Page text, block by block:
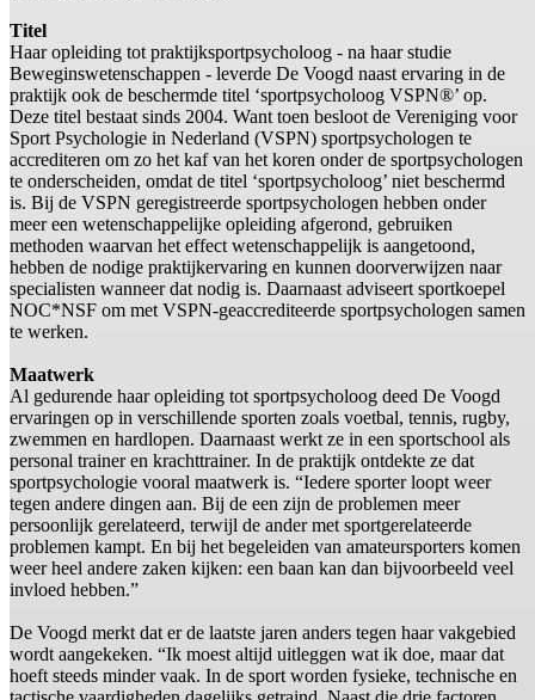
Titel
Haar opleiding tot praktijksportpsycholoog - na haar studie
Beweginswetenschappen - leverde De Voogd naast ervaring in de
praktijk ook de beschermde titel ‘sportpsycholoog VSPN®’ op.
Deze titel bestaat sinds 2004. Want toen besloot de Vereniging voor
Sport Psychologie in Nederland (VSPN) sportpsychologen te
accrediteren om zo het kaf van het koren onder de sportpsychologen
te onderscheiden, omdat de titel ‘sportpsycholoog’ niet beschermd
is. Bij de VSPN geregistreerde sportpsychologen hebben onder
meer een wetenschappelijke opleiding afgerond, gebruiken
methoden waarvan het effect wetenschappelijk is aangetoond,
hebben de nodige praktijkervaring en kunnen doorverwijzen naar
specialisten wanneer dat nodig is. Daarnaast adviseert sportkoepel
NOC*NSF om met VSPN-geaccrediteerde sportpsychologen samen
te werken.
Maatwerk
Al gedurende haar opleiding tot sportpsycholoog deed De Voogd
ervaringen op in verschillende sporten zoals voetbal, tennis, rugby,
zwemmen en hardlopen. Daarnaast werkt ze in een sportschool als
personal trainer en krachttrainer. In de praktijk ontdekte ze dat
sportpsychologie vooral maatwerk is. “Iedere sporter loopt weer
tegen andere dingen aan. Bij de een zijn de problemen meer
persoonlijk gerelateerd, terwijl de ander met sportgerelateerde
problemen kampt. En bij het begeleiden van amateursporters komen
weer heel andere zaken kijken: een baan kan dan bijvoorbeeld veel
invloed hebben.”
De Voogd merkt dat er de laatste jaren anders tegen haar vakgebied
wordt aangekeken. “Ik moest altijd uitleggen wat ik doe, maar dat
hoeft steeds minder vaak. In de sport worden fysieke, technische en